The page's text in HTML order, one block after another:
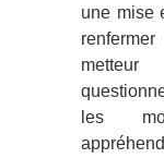
une mise
les